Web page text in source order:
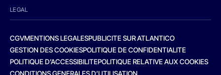
LEGAL
CGVMENTIONS LEGALESPUBLICITE SUR ATLANTICO
GESTION DES COOKIESPOLITIQUE DE CONFIDENTIALITE
POLITIQUE D’ACCESSIBILITEPOLITIQUE RELATIVE AUX COOKIES